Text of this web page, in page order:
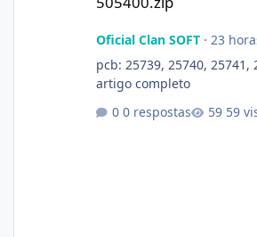
Oficial Clan SOFT· 23
pcb: 25739, 25740, 25741,
artigo completo
0 respostas
59